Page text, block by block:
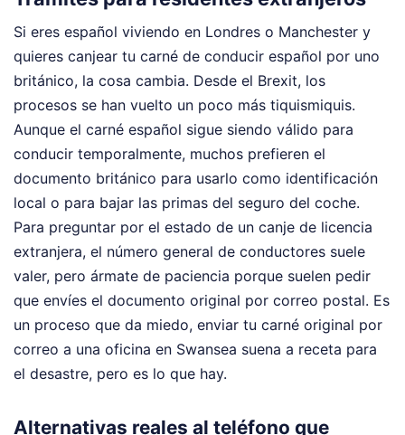
Si eres español viviendo en Londres o Manchester y
quieres canjear tu carné de conducir español por uno
británico, la cosa cambia. Desde el Brexit, los
procesos se han vuelto un poco más tiquismiquis.
Aunque el carné español sigue siendo válido para
conducir temporalmente, muchos prefieren el
documento británico para usarlo como identificación
local o para bajar las primas del seguro del coche.
Para preguntar por el estado de un canje de licencia
extranjera, el número general de conductores suele
valer, pero ármate de paciencia porque suelen pedir
que envíes el documento original por correo postal. Es
un proceso que da miedo, enviar tu carné original por
correo a una oficina en Swansea suena a receta para
el desastre, pero es lo que hay.
Alternativas reales al teléfono que